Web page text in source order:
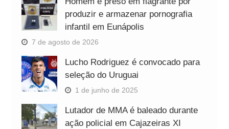
produzir e armazenar pornografia
infantil em Eunápolis
7 de agosto de 2026
Lucho Rodriguez é convocado para
seleção do Uruguai
1 de junho de 2025
Lutador de MMA é baleado durante
ação policial em Cajazeiras XI